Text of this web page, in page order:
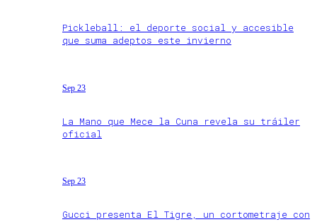
Pickleball: el deporte social y accesible
que suma adeptos este invierno
Sep 23
La Mano que Mece la Cuna revela su tráiler
oficial
Sep 23
Gucci presenta El Tigre, un cortometraje con